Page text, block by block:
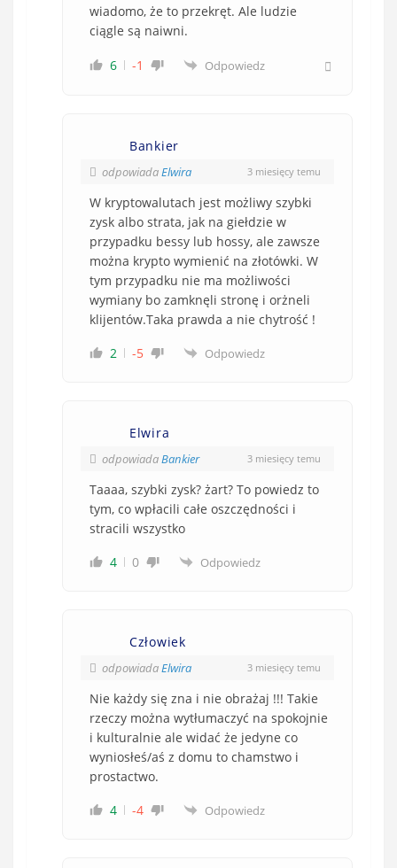
wiadomo, że to przekręt. Ale ludzie
ciągle są naiwni.
6 -1 Odpowiedz
Bankier
odpowiadaElwira 3 miesięcy temu
W kryptowalutach jest możliwy szybki
zysk albo strata, jak na giełdzie w
przypadku bessy lub hossy, ale zawsze
można krypto wymienić na złotówki. W
tym przypadku nie ma możliwości
wymiany bo zamknęli stronę i orżneli
klijentów.Taka prawda a nie chytrość !
2
-5 Odpowiedz
Elwira
odpowiadaBankier 3 miesięcy temu
Taaaa, szybki zysk? żart? To powiedz to
tym, co wpłacili całe oszczędności i
stracili wszystko
4
0 Odpowiedz
Człowiek
odpowiadaElwira 3 miesięcy temu
Nie każdy się zna i nie obrażaj !!! Takie
rzeczy można wytłumaczyć na spokojnie
i kulturalnie ale widać że jedyne co
wyniosłeś/aś z domu to chamstwo i
prostactwo.
4
-4 Odpowiedz